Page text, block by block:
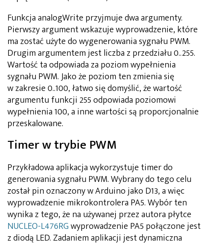
Funkcja analogWrite przyjmuje dwa argumenty.
Pierwszy argument wskazuje wyprowadzenie, które
ma zostać użyte do wygenerowania sygnału PWM.
Drugim argumentem jest liczba z przedziału 0..255.
Wartość ta odpowiada za poziom wypełnienia
sygnału PWM. Jako że poziom ten zmienia się
w zakresie 0..100, łatwo się domyślić, że wartość
argumentu funkcji 255 odpowiada poziomowi
wypełnienia 100, a inne wartości są proporcjonalnie
przeskalowane.
Timer w trybie PWM
Przykładowa aplikacja wykorzystuje timer do
generowania sygnału PWM. Wybrany do tego celu
został pin oznaczony w Arduino jako D13, a więc
wyprowadzenie mikrokontrolera PA5. Wybór ten
wynika z tego, że na używanej przez autora płytce
NUCLEO-L476RGwyprowadzenie PA5 połączone jest
z diodą LED. Zadaniem aplikacji jest dynamiczna